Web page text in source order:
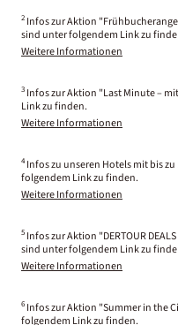
2 Infos zur Aktion
sind unter folgendem Link zu
Weitere Informationen
3 Infos zur Aktion "Last Minute –
Link zu finden.
Weitere Informationen
4 Infos zu unseren Hotels mit bis
folgendem Link zu finden.
Weitere Informationen
5 Infos zur Aktion "DERTOUR
sind unter folgendem Link zu
Weitere Informationen
6 Infos zur Aktion "Summer in the
folgendem Link zu finden.